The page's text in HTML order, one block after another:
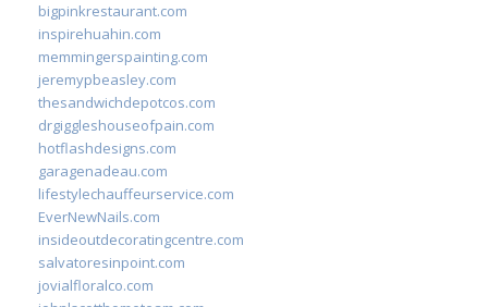
bigpinkrestaurant.com
inspirehuahin.com
memmingerspainting.com
jeremypbeasley.com
thesandwichdepotcos.com
drgiggleshouseofpain.com
hotflashdesigns.com
garagenadeau.com
lifestylechauffeurservice.com
EverNewNails.com
insideoutdecoratingcentre.com
salvatoresinpoint.com
jovialfloralco.com